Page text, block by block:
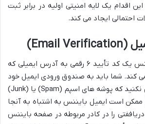
اقدام یک لایه امنیتی اولیه در برابر ثبت
احتمالی ایجاد می کند.
پس از حل پازل، بایننس یک کد تأیید ۶ رقمی به آدرس ایمیلی که
کند. شما باید به صندوق ورودی ایمیل خود
مراجعه کنید. فراموش نکنید که پوشه های اسپم (Spam) یا (Junk)
ممکن است ایمیل بایننس به اشتباه به آنجا
را در کادر مربوطه در صفحه بایننس